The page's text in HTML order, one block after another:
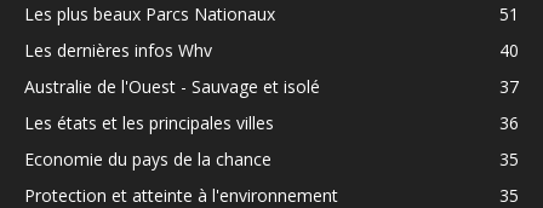
Les plus beaux Parcs Nationaux
51
Les dernières infos Whv
40
Australie de l'Ouest - Sauvage et isolé
37
Les états et les principales villes
36
Economie du pays de la chance
35
Protection et atteinte à l'environnement
35